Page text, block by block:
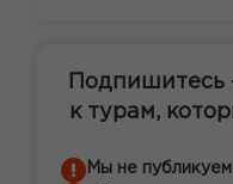
Подпишитесь
к турам,
Мы не